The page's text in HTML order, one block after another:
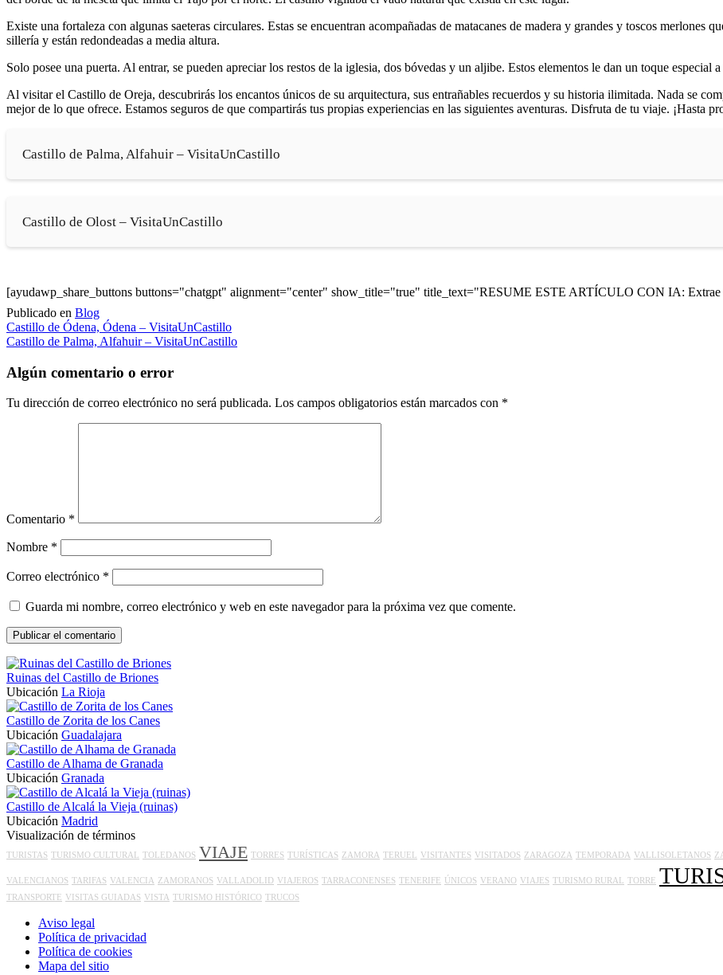
Existe una fortaleza con algunas saeteras circulares. Estas se encuentran acompañadas de matacanes de madera y grandes y toscos merlones
sillería y están redondeadas a media altura.
Solo posee una puerta. Al entrar, se pueden apreciar los restos de la iglesia, dos bóvedas y un aljibe. Estos elementos le dan un toque especial
Al visitar el Castillo de Oreja, descubrirás los encantos únicos de su arquitectura, sus entrañables recuerdos y su historia ilimitada. Nada se
mejor de lo que ofrece. Estamos seguros de que compartirás tus propias experiencias en las siguientes aventuras. Disfruta de tu viaje. ¡Hasta
Castillo de Palma, Alfahuir – VisitaUnCastillo
Castillo de Olost – VisitaUnCastillo
[ayudawp_share_buttons buttons="chatgpt" alignment="center" show_title="true" title_text="RESUME ESTE ARTÍCULO CON IA: Extrae
Publicado en Blog
Navegación
de
entradas
Castillo de Ódena, Ódena – VisitaUnCastillo
Castillo de Palma, Alfahuir – VisitaUnCastillo
Algún comentario o error
Tu dirección de correo electrónico no será publicada. Los campos obligatorios están marcados con *
Comentario *
Nombre *
Correo electrónico *
Guarda mi nombre, correo electrónico y web en este navegador para la próxima vez que comente.
Ruinas del Castillo de Briones
Ubicación La Rioja
Castillo de Zorita de los Canes
Ubicación Guadalajara
Castillo de Alhama de Granada
Ubicación Granada
Castillo de Alcalá la Vieja (ruinas)
Ubicación Madrid
Visualización de términos
TURISTAS TURISMO CULTURAL TOLEDANOS VIAJE TORRES TURÍSTICAS ZAMORA TERUEL VISITANTES VISITADOS ZARAGOZA TEMPORADA VALLISOLETANOS
VALENCIANOS TARIFAS VALENCIA ZAMORANOS VALLADOLID VIAJEROS TARRACONENSES TENERIFE ÚNICOS VERANO VIAJES TURISMO RURAL TORRE
TRANSPORTE VISITAS GUIADAS VISTA TURISMO HISTÓRICO TRUCOS
Aviso legal
Política de privacidad
Política de cookies
Mapa del sitio